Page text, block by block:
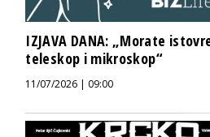
IZJAVA DANA: „Morate
teleskop i mikroskop“
11/07/2026 | 09:00